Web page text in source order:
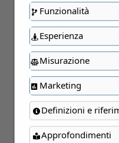
Funzionalità
Esperienza
Misurazione
Marketing
Definizioni e
Approfondimenti